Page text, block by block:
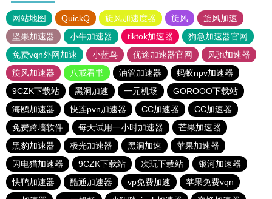
网站地图 QuickQ 旋风加速度器 旋风
旋风加速
坚果加速器
小牛加速器 tiktok加速器
狗急加速器官网
免费vqn外网加速
小蓝鸟 优途加速器官网
风驰加速器
旋风加速器
八戒看书 油管加速器
蚂蚁npv加速器
9CZK下载站
黑洞加速 一元机场
GOROOO下载站
海鸥加速器
快连pvn加速器 CC加速器
CC加速器
免费跨墙软件
每天试用一小时加速器
芒果加速器
黑豹加速器
极光加速器 黑洞加速
苹果加速器
闪电猫加速器
9CZK下载站 次玩下载站
银河加速器
快鸭加速器
酷通加速器 vp免费加速
苹果免费vqn